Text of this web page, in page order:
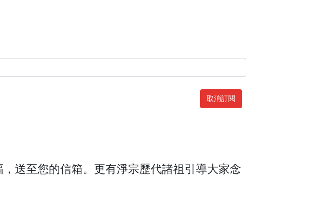
取消訂閱
送至您的信箱。更有淨宗歷代諸祖引導大家念